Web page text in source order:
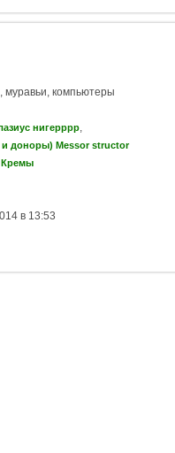
муравьи, компьютеры
нигерррр,
доноры) Messor structor
Кремы
в 13:53